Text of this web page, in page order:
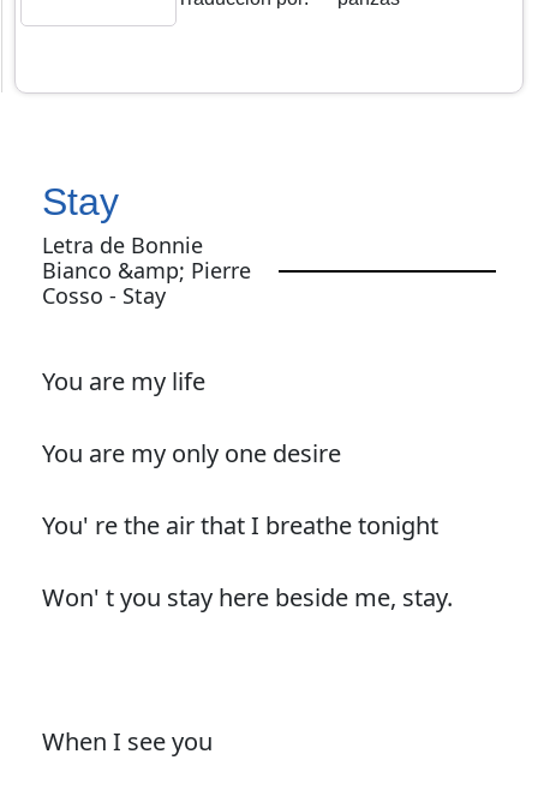
Stay
Letra de Bonnie
Bianco &amp; Pierre
Cosso - Stay
You are my life
You are my only one desire
You' re the air that I breathe tonight
Won' t you stay here beside me, stay.
When I see you